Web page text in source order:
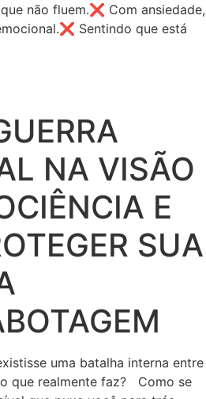
não fluem.❌ Com ansiedade,
Sentindo que está
NA VISÃO
E
SUA
uma batalha interna entre
que realmente faz? Como se